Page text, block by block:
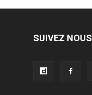
SUIVEZ NOUS